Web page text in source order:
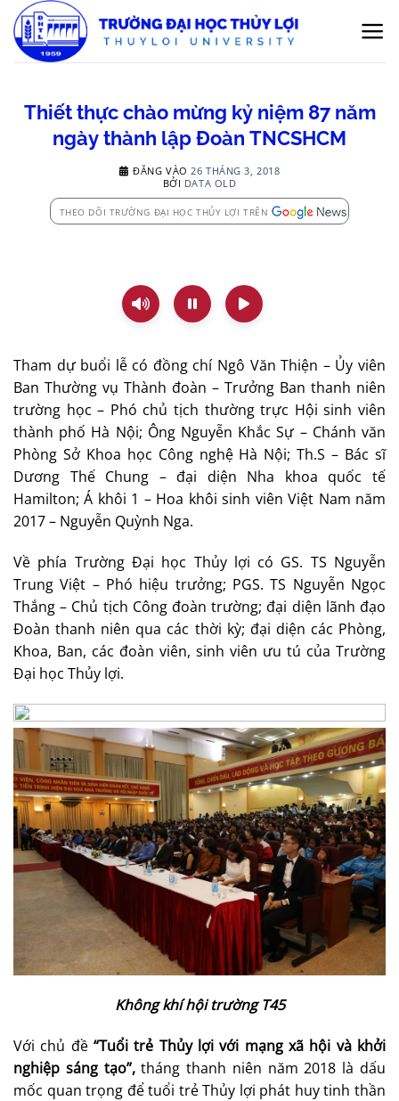
qua
nội
Thiết thực chào mừng kỷ niệm 87 năm
ngày thành lập Đoàn TNCSHCM
ĐĂNG VÀO 26 THÁNG 3, 2018
BỞI DATA OLD
THEO DÕI TRƯỜNG ĐẠI HỌC THỦY LỢI TRÊN
Tham dự buổi lễ có đồng chí Ngô Văn Thiện – Ủy viên
Ban Thường vụ Thành đoàn – Trưởng Ban thanh niên
trường học – Phó chủ tịch thường trực Hội sinh viên
thành phố Hà Nội; Ông Nguyễn Khắc Sự – Chánh văn
Phòng Sở Khoa học Công nghệ Hà Nội; Th.S – Bác sĩ
Dương Thế Chung – đại diện Nha khoa quốc tế
Hamilton; Á khôi 1 – Hoa khôi sinh viên Việt Nam năm
2017 – Nguyễn Quỳnh Nga.
Về phía Trường Đại học Thủy lợi có GS. TS Nguyễn
Trung Việt – Phó hiệu trưởng; PGS. TS Nguyễn Ngọc
Thắng – Chủ tịch Công đoàn trường; đại diện lãnh đạo
Đoàn thanh niên qua các thời kỳ; đại diện các Phòng,
Khoa, Ban, các đoàn viên, sinh viên ưu tú của Trường
Đại học Thủy lợi.
Không khí hội trường T45
Với chủ đề “Tuổi trẻ Thủy lợi với mạng xã hội và khởi
nghiệp sáng tạo”,tháng thanh niên năm 2018 là dấu
mốc quan trọng để tuổi trẻ Thủy lợi phát huy tinh thần